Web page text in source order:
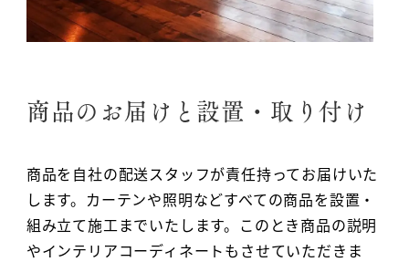
商品のお届けと設置・取り付け
商品を自社の配送スタッフが責任持ってお届けいた
します。カーテンや照明などすべての商品を設置・
組み立て施工までいたします。このとき商品の説明
やインテリアコーディネートもさせていただきま